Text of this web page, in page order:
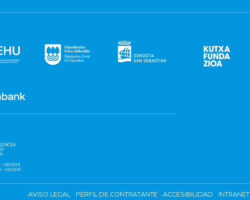
AVISO LEGAL PERFIL DE CONTRATANTE ACCESIBILIDAD INTRANET